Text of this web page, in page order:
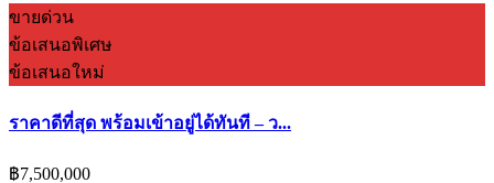
ขายด่วน
ข้อเสนอพิเศษ
ข้อเสนอใหม่
ราคาดีที่สุด พร้อมเข้าอยู่ได้ทันที – ว...
฿7,500,000